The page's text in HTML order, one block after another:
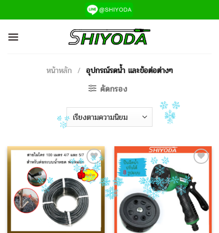
ไป
เนื้อหา
หน้าหลัก / อุปกรณ์รดน้ำ และข้อต่อต่างๆ
คัดกรอง
Add to
Wishlist Wishlist